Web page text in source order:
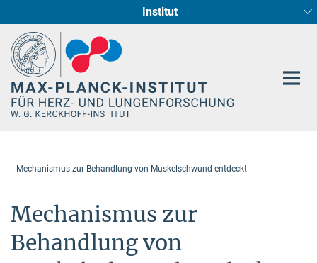
Institut
Entwicklung und Umbau des Herzens (Abt. I)
Pharmakologie (Abt. II)
Genetik der Entwicklung (Abt. III)
Cellular Resilience
Circadiane Rhythmik des Herzstoffwechsels
Neurokardiale Achse
Epigenetics
Mechanismus zur Behandlung von Muskelschwund entdeckt
Mechanismus zur
Behandlung von